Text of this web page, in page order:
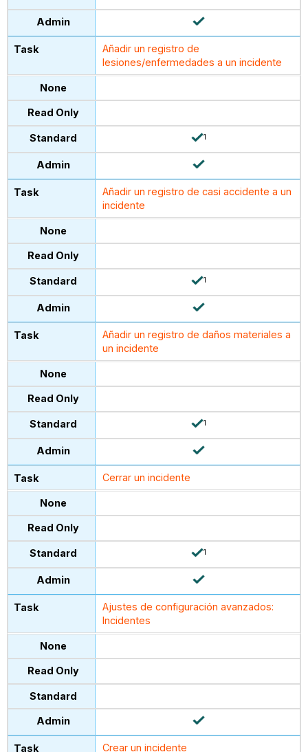
Añadir un registro de
lesiones/enfermedades a un incidente
1
Añadir un registro de casi accidente a un
incidente
1
Añadir un registro de daños materiales a
un incidente
1
Cerrar un incidente
1
Ajustes de configuración avanzados:
Incidentes
Crear un incidente